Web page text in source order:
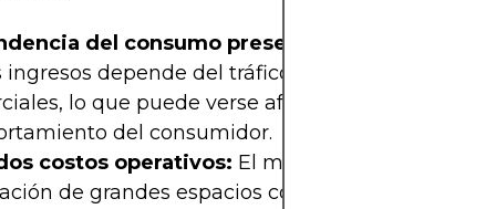
del consumo presencial:
ingresos depende del tráfico físico en los centros
lo que puede verse afectado por cambios
del consumidor.
costos operativos: El mantenimiento,
de grandes espacios comerciales generan